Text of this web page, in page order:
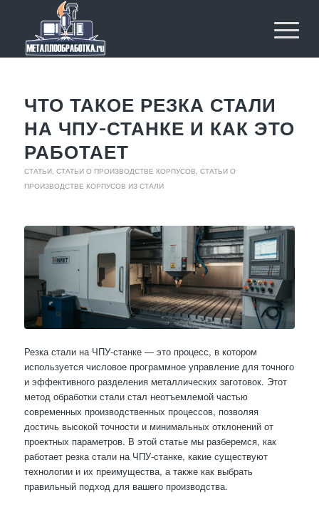
ЧТО ТАКОЕ РЕЗКА СТАЛИ
НА ЧПУ-СТАНКЕ И КАК ЭТО
РАБОТАЕТ
СТАТЬИ, СТАТЬИ О ПРОИЗВОДСТВЕ КОРПУСОВ СТАТЬИ О
ПРОИЗВОДСТВЕ КОРПУСОВ ИЗ СТАЛИ
Резка стали на ЧПУ-станке — это процесс, в котором
используется числовое программное управление для точного
и эффективного разделения металлических заготовок. Этот
метод обработки стали стал неотъемлемой частью
современных производственных процессов, позволяя
достичь высокой точности и минимальных отклонений от
проектных параметров. В этой статье мы разберемся, как
работает резка стали на ЧПУ-станке, какие существуют
технологии и их преимущества, а также как выбрать
правильный подход для вашего производства.